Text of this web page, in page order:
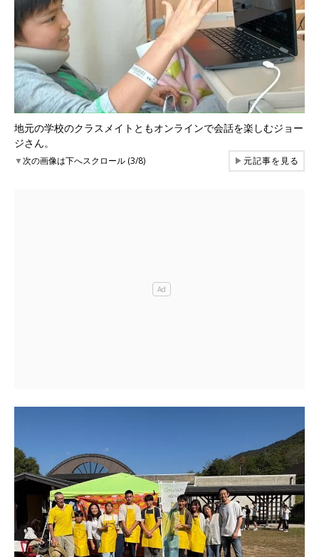
地元の学校のクラスメイトともオンラインで会話を楽しむジョー
ジさん。
▼次の画像は下へスクロール (3/8) ▶元記事を見る